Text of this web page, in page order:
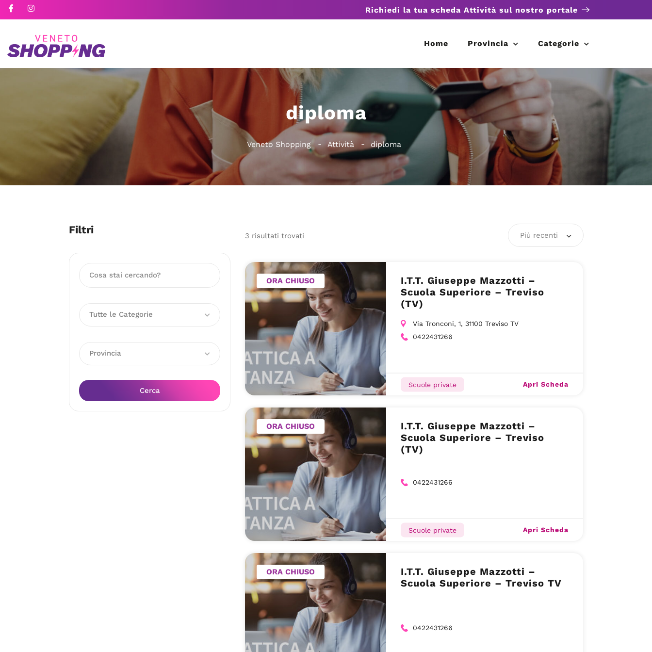
Richiedi la tua scheda Attività sul nostro portale
Home Provincia Categorie
diploma
Veneto Shopping Attività diploma
Filtri
Tutte le Categorie
Provincia
Cerca
3 risultati trovati Più recenti
ORA CHIUSO
I.T.T. Giuseppe Mazzotti –
Scuola Superiore – Treviso
(TV)
Via Tronconi, 1, 31100 Treviso TV
0422431266
Scuole private Apri Scheda
ORA CHIUSO
I.T.T. Giuseppe Mazzotti –
Scuola Superiore – Treviso
(TV)
0422431266
Scuole private Apri Scheda
ORA CHIUSO
I.T.T. Giuseppe Mazzotti –
Scuola Superiore – Treviso TV
0422431266